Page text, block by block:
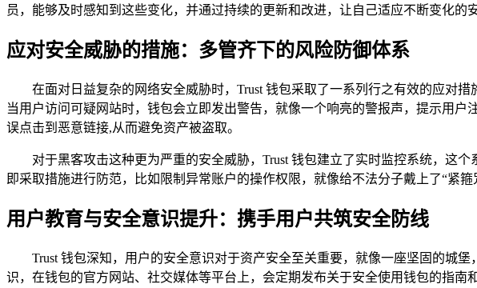
员，能够及时感知到这些变化，并通过持续的更新和改进，让自己适应不断变化的
应对安全威胁的措施：多管齐下的风险防御体系
在面对日益复杂的网络安全威胁时，Trust 钱包采取了一系列行之有效的应对
当用户访问可疑网站时，钱包会立即发出警告，就像一个响亮的警报声，提示用
误点击到恶意链接,从而避免资产被盗取。
对于黑客攻击这种更为严重的安全威胁，Trust 钱包建立了实时监控系统，这
即采取措施进行防范，比如限制异常账户的操作权限，就像给不法分子戴上了“紧
用户教育与安全意识提升：携手用户共筑安全防线
Trust 钱包深知，用户的安全意识对于资产安全至关重要，就像一座坚固的城
识，在钱包的官方网站、社交媒体等平台上，会定期发布关于安全使用钱包的指